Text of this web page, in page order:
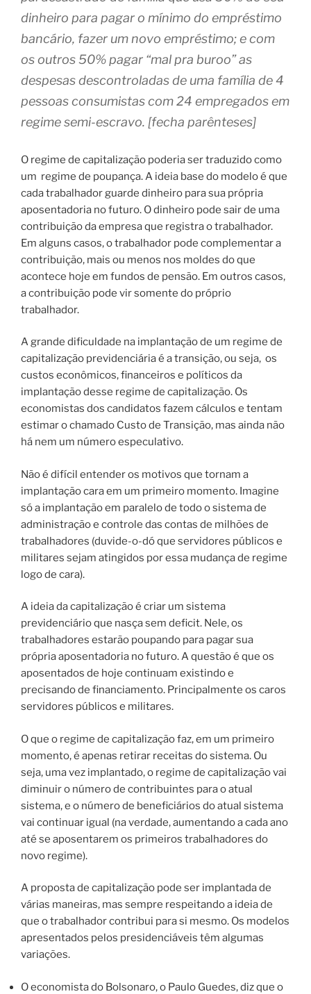
dinheiro para pagar o mínimo do empréstimo
bancário, fazer um novo empréstimo; e com
os outros 50% pagar “mal pra buroo” as
despesas descontroladas de uma família de 4
pessoas consumistas com 24 empregados em
regime semi-escravo. [fecha parênteses]
O regime de capitalização poderia ser traduzido como
um regime de poupança. A ideia base do modelo é que
cada trabalhador guarde dinheiro para sua própria
aposentadoria no futuro. O dinheiro pode sair de uma
contribuição da empresa que registra o trabalhador.
Em alguns casos, o trabalhador pode complementar a
contribuição, mais ou menos nos moldes do que
acontece hoje em fundos de pensão. Em outros casos,
a contribuição pode vir somente do próprio
trabalhador.
A grande dificuldade na implantação de um regime de
capitalização previdenciária é a transição, ou seja, os
custos econômicos, financeiros e políticos da
implantação desse regime de capitalização. Os
economistas dos candidatos fazem cálculos e tentam
estimar o chamado Custo de Transição, mas ainda não
há nem um número especulativo.
Não é difícil entender os motivos que tornam a
implantação cara em um primeiro momento. Imagine
só a implantação em paralelo de todo o sistema de
administração e controle das contas de milhões de
trabalhadores (duvide-o-dó que servidores públicos e
militares sejam atingidos por essa mudança de regime
logo de cara).
A ideia da capitalização é criar um sistema
previdenciário que nasça sem deficit. Nele, os
trabalhadores estarão poupando para pagar sua
própria aposentadoria no futuro.A questão é que os
aposentados de hoje continuam existindo e
precisando de financiamento. Principalmente os caros
servidores públicos e militares.
O que o regime de capitalização faz, em um primeiro
momento, é apenas retirar receitas do sistema. Ou
seja, uma vez implantado, o regime de capitalização vai
diminuir o número de contribuintes para o atual
sistema, e o número de beneficiários do atual sistema
vai continuar igual (na verdade, aumentando a cada ano
até se aposentarem os primeiros trabalhadores do
novo regime).
A proposta de capitalização pode ser implantada de
várias maneiras, mas sempre respeitando a ideia de
que o trabalhador contribui para si mesmo. Os modelos
apresentados pelos presidenciáveis têm algumas
variações.
O economista do Bolsonaro, o Paulo Guedes, diz que o